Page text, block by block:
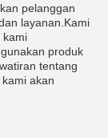
pelanggan
layanan.Kami
kami
produk
tentang
akan